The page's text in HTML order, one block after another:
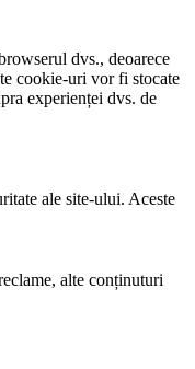
dvs., deoarece
cookie-uri vor fi stocate
experienței dvs. de
ale site-ului. Aceste
alte conținuturi